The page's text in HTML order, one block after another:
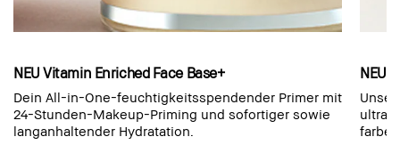
NEU Vitamin Enriched Face Base+
Dein All-in-One-feuchtigkeitsspendender Primer mit
24-Stunden-Makeup-Priming und sofortiger sowie
langanhaltender Hydratation.
NEU